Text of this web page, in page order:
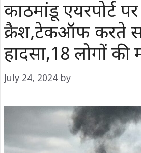
काठमांडू एयरपोर्ट
क्रैश,टेकऑफ करते
हादसा,18 लोगों की
July 24, 2024 by